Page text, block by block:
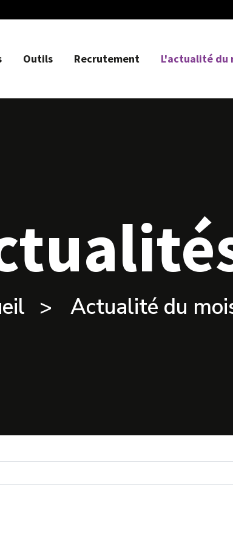
Outils Recrutement L'actualité du
Actualité du